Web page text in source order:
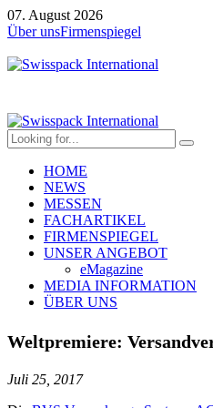
07. August 2026
Über unsFirmenspiegel
HOME
NEWS
MESSEN
FACHARTIKEL
FIRMENSPIEGEL
UNSER ANGEBOT
eMagazine
MEDIA INFORMATION
ÜBER UNS
Weltpremiere:
Juli 25, 2017